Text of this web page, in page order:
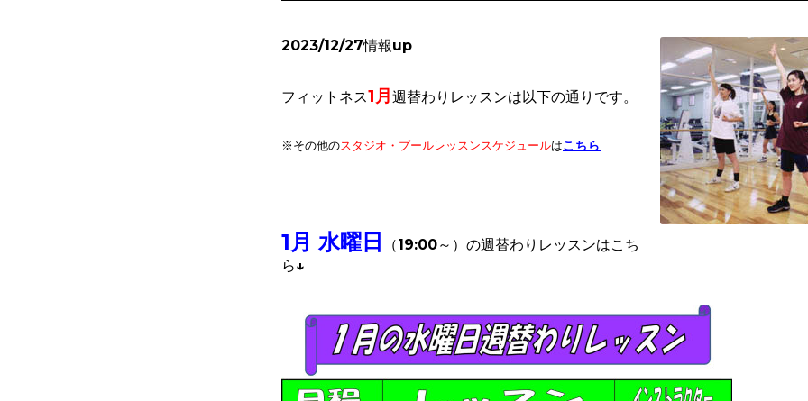
2023/12/27情報up
フィットネス1月 週替わりレッスンは以下の通りです。
※その他のスタジオ・プールレッスンスケジュールはこちら
1月 水曜日 （19:00～） の週替わりレッスンはこち
ら↓